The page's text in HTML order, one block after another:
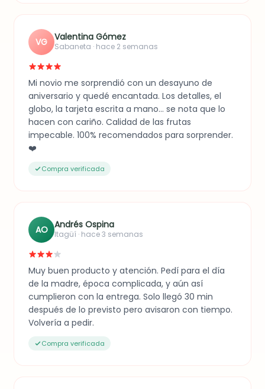
VG Valentina Gómez
Sabaneta · hace 2 semanas
Mi novio me sorprendió con un desayuno de
aniversario y quedé encantada. Los detalles, el
globo, la tarjeta escrita a mano... se nota que lo
hacen con cariño. Calidad de las frutas
impecable. 100% recomendados para sorprender.
❤️
Compra verificada
AO Andrés Ospina
Itagüí · hace 3 semanas
Muy buen producto y atención. Pedí para el día
de la madre, época complicada, y aún así
cumplieron con la entrega. Solo llegó 30 min
después de lo previsto pero avisaron con tiempo.
Volvería a pedir.
Compra verificada